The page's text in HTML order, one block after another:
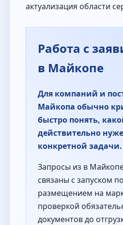
актуализация области
Работа с
в Майкопе
Для компаний и
Майкопа обычно
быстро понять,
действительно
конкретной задачи.
Запросы из в
связаны с запуском
размещением на
проверкой
документов до